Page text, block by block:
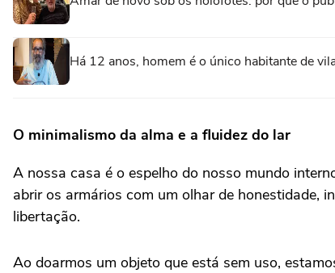
Há 12 anos, homem é o único habitante de
O minimalismo da alma e a fluidez do lar
A nossa casa é o espelho do nosso mundo
abrir os armários com um olhar de honestidade,
libertação.
Ao doarmos um objeto que está sem uso,